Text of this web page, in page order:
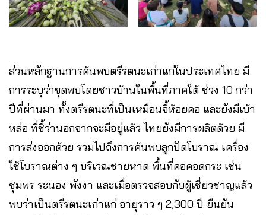
ส่วนหลักฐานการค้นพบตรีรตนะเก่าแก่ในประเทศไทย มี
การระบุว่าขุดพบโดยชาวบ้านในพื้นที่ภาคใต้ ช่วง 10 กว่า
ปีที่ผ่านมา ทั้งตรีรตนะที่เป็นเหมือนจี้ห้อยคอ และยังมีเบ้า
หล่อ ที่ชี้ว่านอกจากจะมีอยู่แล้ว ไทยยังมีการผลิตด้วย มี
การส่งออกด้วย รวมไปถึงการค้นพบลูกปัดโบราณ เครื่อง
ใช้โบราณต่าง ๆ บริเวณชายหาด พื้นที่คอคอดกระ เช่น
ชุมพร ระนอง พังงา และเมื่อตรวจสอบกับผู้เชี่ยวชาญแล้ว
พบว่าเป็นตรีรตนะเก่าแก่ อายุราว ๆ 2,300 ปี ยืนยัน